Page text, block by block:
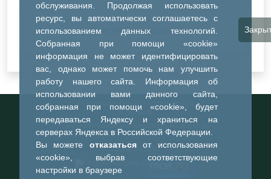
обслуживания. Продолжая использовать
ресурс, вы автоматически соглашаетесь с
использованием данных технологий.
Собранная при помощи «cookie»
информация не может идентифицировать
вас, однако может помочь нам улучшить
работу нашего сайта. Информация об
использовании вами данного сайта,
собранная при помощи «cookie», будет
передаваться Яндексу и храниться на
серверах Яндекса в Российской Федерации.
Вы можете отказатьсяот использования
«cookie», выбрав соответствующие
настройки в браузере
Очистить все фильтры
Информационный портал города
Тобольска
При использовании материалов ссылка на
портал обязательна
©2023-2026